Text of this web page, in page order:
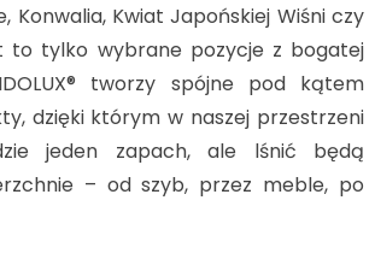
Konwalia, Kwiat Japońskiej Wiśni czy
to tylko wybrane pozycje z bogatej
tworzy spójne pod kątem
dzięki którym w naszej przestrzeni
jeden zapach, ale lśnić będą
– od szyb, przez meble, po